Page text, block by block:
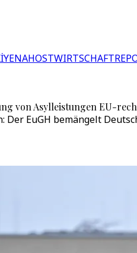
NAHOSTWIRTSCHAFT
von Asylleistungen EU-
Der EuGH bemängelt